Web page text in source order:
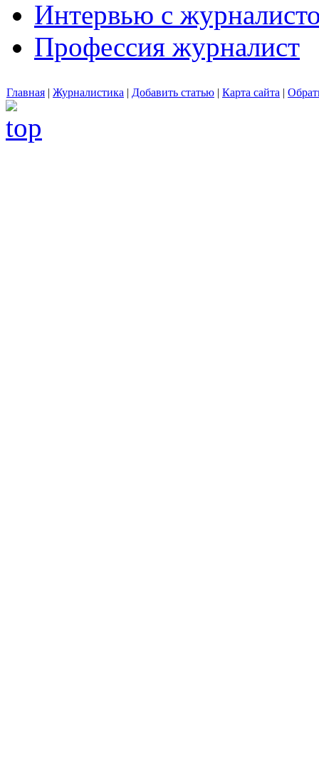
Интервью с
Профессия журналист
Главная | Журналистика | Добавить статью | Карта сайта |